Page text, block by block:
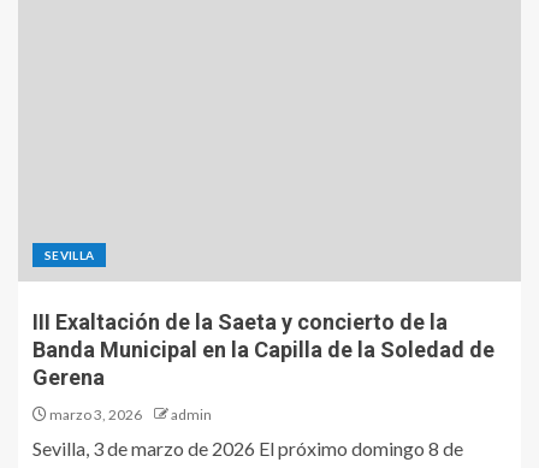
SEVILLA
III Exaltación de la Saeta y concierto de la
Banda Municipal en la Capilla de la Soledad de
Gerena
marzo 3, 2026 admin
Sevilla, 3 de marzo de 2026 El próximo domingo 8 de